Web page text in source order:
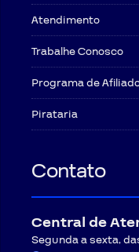
Atendimento
Trabalhe Conosco
Programa de
Pirataria
Contato
Central de
Segunda a sexta,